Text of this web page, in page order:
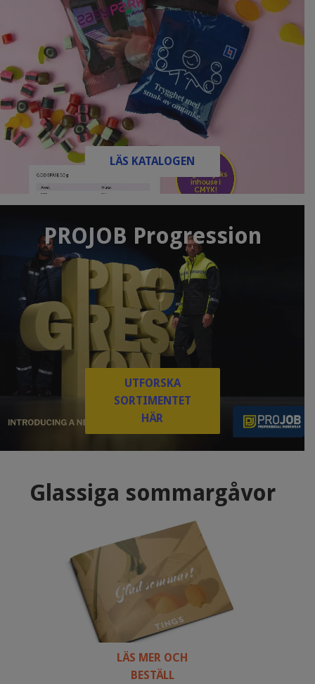
LÄS KATALOGEN
PROJOB Progression
UTFORSKA
SORTIMENTET
HÄR
Glassiga sommargåvor
LÄS MER OCH
BESTÄLL